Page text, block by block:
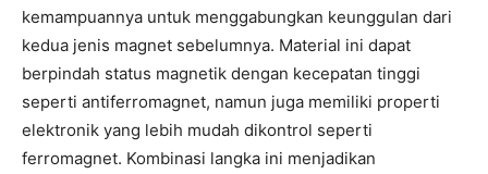
kemampuannya untuk menggabungkan keunggulan dari
kedua jenis magnet sebelumnya. Material ini dapat
berpindah status magnetik dengan kecepatan tinggi
seperti antiferromagnet, namun juga memiliki properti
elektronik yang lebih mudah dikontrol seperti
ferromagnet. Kombinasi langka ini menjadikan